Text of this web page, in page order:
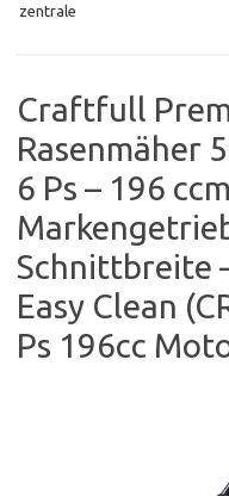
zentrale
Craftfull
Rasenmäher
6 Ps – 196
Schnittbreite
Easy Clean
Ps 196cc